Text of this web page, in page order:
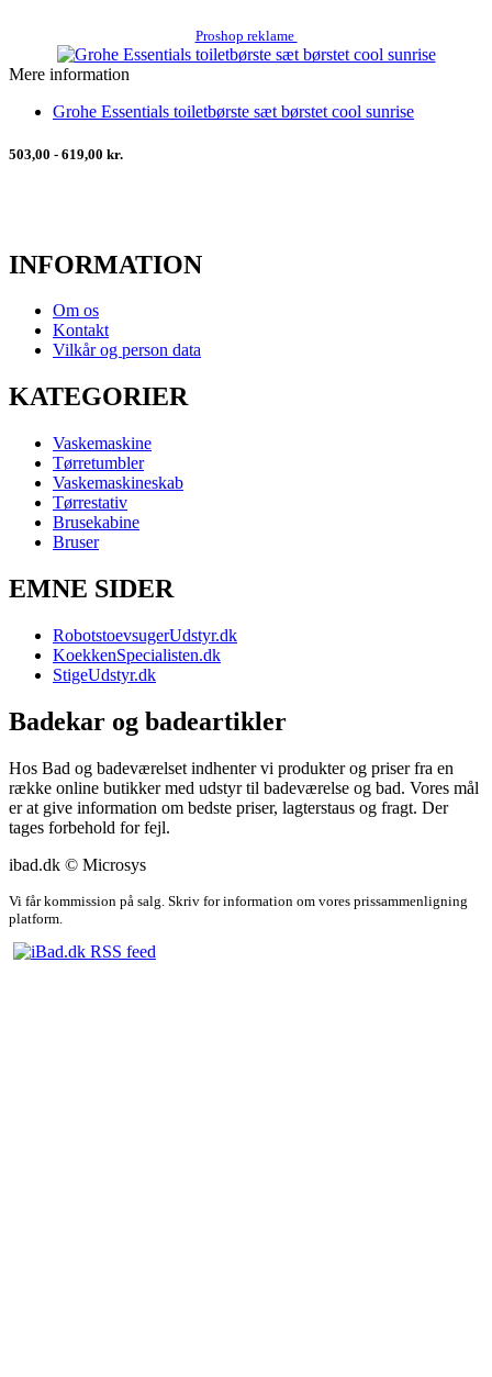
Proshop reklame
Mere information
Grohe Essentials toiletbørste sæt børstet cool sunrise
503,00 - 619,00 kr.
INFORMATION
Om os
Kontakt
Vilkår og person data
KATEGORIER
Vaskemaskine
Tørretumbler
Vaskemaskineskab
Tørrestativ
Brusekabine
Bruser
EMNE SIDER
RobotstoevsugerUdstyr.dk
KoekkenSpecialisten.dk
StigeUdstyr.dk
Badekar og badeartikler
Hos Bad og badeværelset indhenter vi produkter og priser fra en
række online butikker med udstyr til badeværelse og bad. Vores mål
er at give information om bedste priser, lagterstaus og fragt. Der
tages forbehold for fejl.
ibad.dk © Microsys
Vi får kommission på salg. Skriv for information om vores prissammenligning
platform.